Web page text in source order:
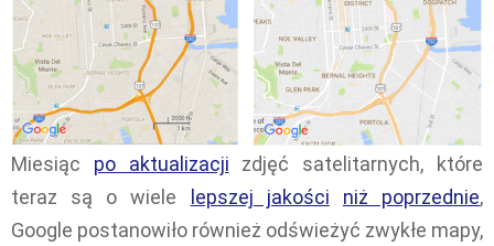
Miesiąc po aktualizacji zdjęć satelitarnych, które
teraz są o wiele lepszej jakości niż poprzednie,
Google postanowiło również odświeżyć zwykłe mapy,